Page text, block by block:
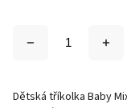
Dětská tříkolka Baby